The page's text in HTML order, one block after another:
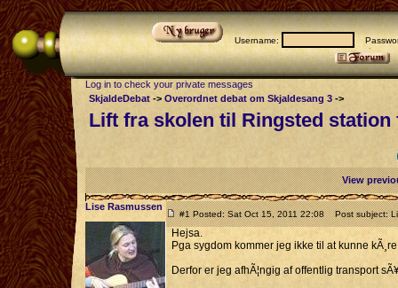
Username:
Log in to check your private messages
SkjaldeDebat -> Overordnet debat om Skjaldesang 3 ->
Lift fra skolen til Ringsted station
View
Lise Rasmussen
#1 Posted: Sat Oct 15, 2011 22:08 Post subject:
Hejsa.
Pga sygdom kommer jeg ikke til at kunne
Derfor er jeg afhÃ¦ngig af offentlig transport